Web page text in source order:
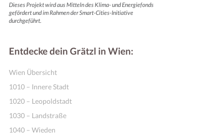
Dieses Projekt wird aus Mitteln des Klima- und Energiefonds
gefördert und im Rahmen der Smart-Cities-Initiative
durchgeführt.
Entdecke dein Grätzl in Wien:
Wien Übersicht
1010 – Innere Stadt
1020 – Leopoldstadt
1030 – Landstraße
1040 – Wieden